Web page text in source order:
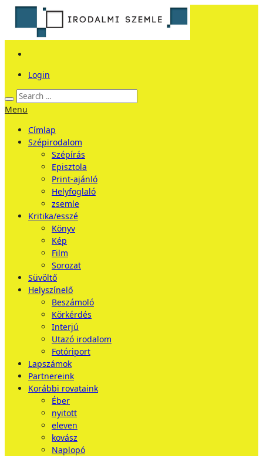
Login
Menu
Címlap
Szépirodalom
Szépírás
Episztola
Print-ajánló
Helyfoglaló
zsemle
Kritika/esszé
Könyv
Kép
Film
Sorozat
Süvöltő
Helyszínelő
Beszámoló
Körkérdés
Interjú
Utazó irodalom
Fotóriport
Lapszámok
Partnereink
Korábbi rovataink
Éber
nyitott
eleven
kovász
Naplopó